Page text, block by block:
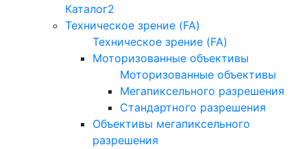
Каталог2
Техническое зрение (FA)
Техническое зрение (FA)
Моторизованные объективы
Моторизованные объективы
Мегапиксельного разрешения
Стандартного разрешения
Объективы мегапиксельного
разрешения